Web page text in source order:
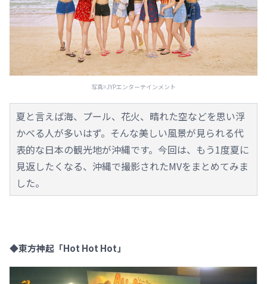
写真=JYPエンターテインメント
夏と言えば海、プール、花火、晴れた空などを思い浮
かべる人が多いはず。そんな美しい風景が見られる代
表的な日本の観光地が沖縄です。今回は、もう1度夏に
見返したくなる、沖縄で撮影されたMVをまとめてみま
した。
◆東方神起「Hot Hot Hot」